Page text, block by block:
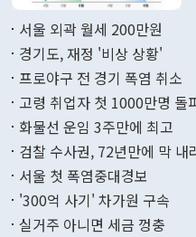
서울 외곽 월세 200만원
경기도, 재정 '비상 상황'
프로야구 전 경기 폭염 취소
고령 취업자 첫 1000만명 돌
화물선 운임 3주만에 최고
검찰 수사권, 72년만에 막 내
서울 첫 폭염중대경보
'300억 사기' 차가원 구속
실거주 아니면 세금 껑충